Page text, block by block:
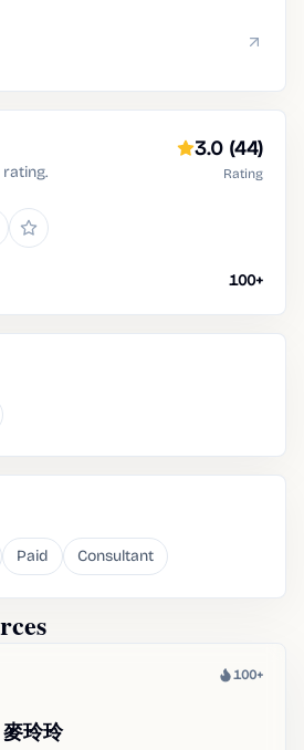
3.0 (44)
Rating
100+
Paid Consultant
Heat
100+
玲玲